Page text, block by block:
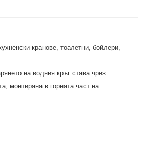
кранове, тоалетни, бойлери,
на водния кръг става чрез
монтирана в горната част на